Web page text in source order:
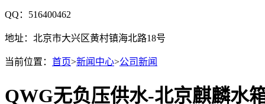
QQ：516400462
地址：北京市大兴区黄村镇海北路18号
当前位置： 首页>新闻中心>公司新闻
QWG无负压供水-北京麒麟水